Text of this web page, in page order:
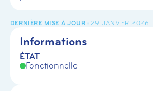
29 JANVIER 2026
Informations
ÉTAT
Fonctionnelle